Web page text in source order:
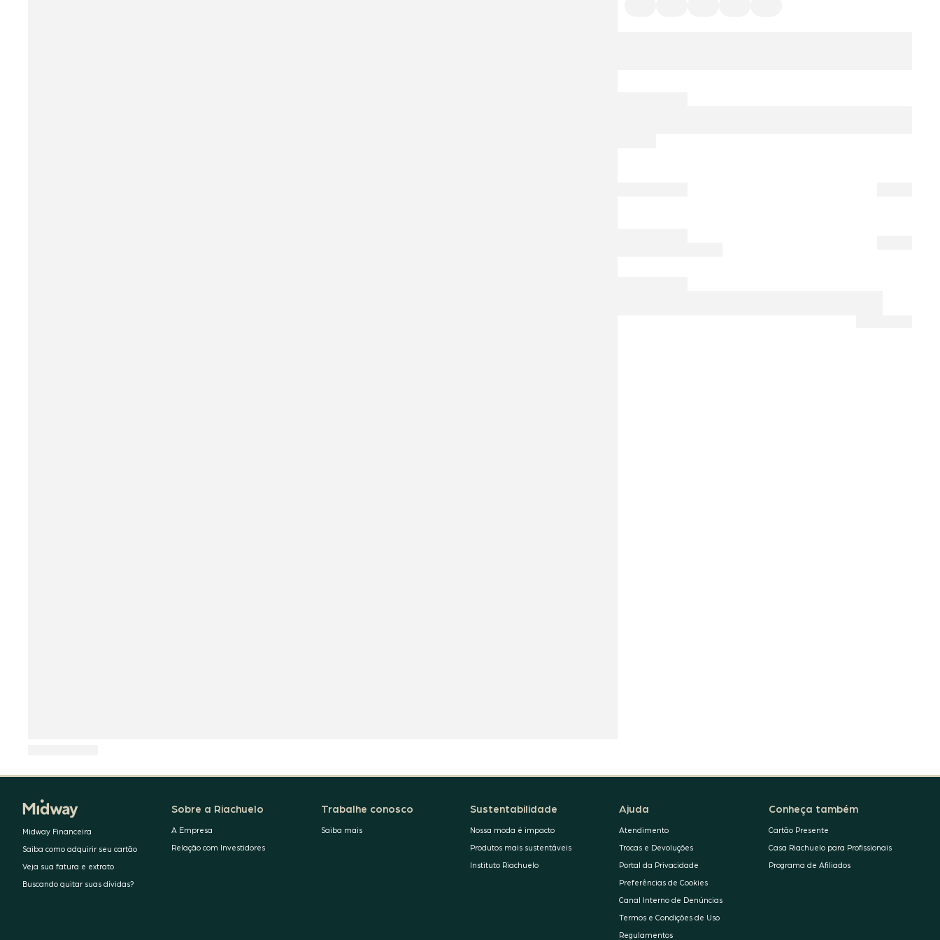
Midway Financeira
Saiba como adquirir seu cartão
Veja sua fatura e extrato
Buscando quitar suas dívidas?
Sobre a Riachuelo
A Empresa
Relação com Investidores
Trabalhe conosco
Saiba mais
Sustentabilidade
Nossa moda é impacto
Produtos mais sustentáveis
Instituto Riachuelo
Ajuda
Atendimento
Trocas e Devoluções
Portal da Privacidade
Preferências de Cookies
Canal Interno de Denúncias
Termos e Condições de Uso
Regulamentos
Conheça também
Cartão Presente
Casa Riachuelo para Profissionais
Programa de Afiliados